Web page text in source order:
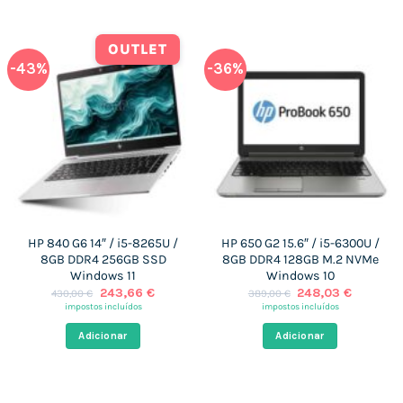
-43%
OUTLET
HP 840 G6 14″ / i5-8265U /
8GB DDR4 256GB SSD
Windows 11
430,00€
O
preço
era:
430,00 €.
243,66 €O
impostos incluídos
Adicionar
-36%
HP 650 G2 15.6″ / i5-6300U /
8GB DDR4 128GB M.2 NVMe
Windows 10
389,00€ O
preço
era:
389,00 €.
248,03€O
impostos incluídos
Adicionar